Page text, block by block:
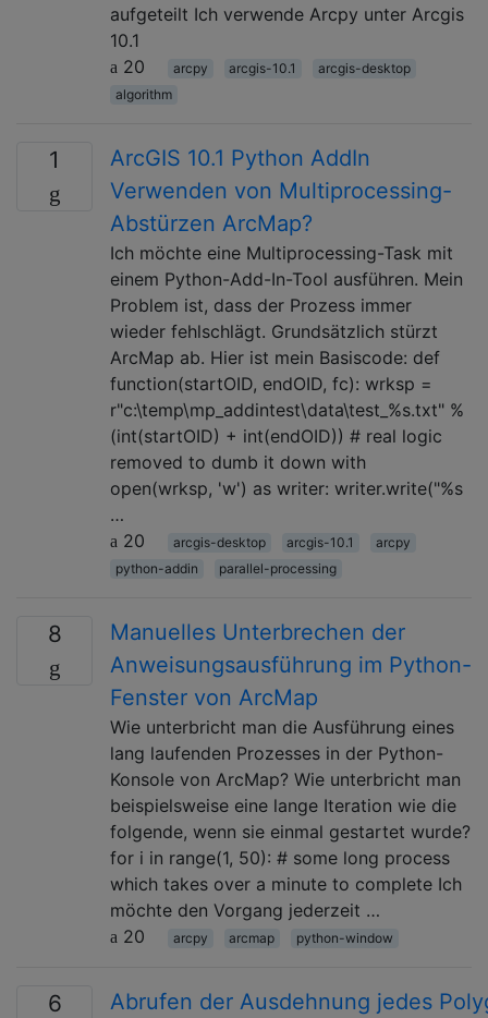
aufgeteilt Ich verwende Arcpy unter Arcgis
10.1
20
arcpy arcgis-10.1
arcgis-desktop
algorithm
1
ArcGIS 10.1 Python AddIn
Verwenden von Multiprocessing-
Abstürzen ArcMap?
Ich möchte eine Multiprocessing-Task mit
einem Python-Add-In-Tool ausführen. Mein
Problem ist, dass der Prozess immer
wieder fehlschlägt. Grundsätzlich stürzt
ArcMap ab. Hier ist mein Basiscode: def
function(startOID, endOID, fc): wrksp =
r"c:\temp\mp_addintest\data\test_%s.txt" %
(int(startOID) + int(endOID)) # real logic
removed to dumb it down with
open(wrksp, 'w') as writer: writer.write("%s
…
20
arcgis-desktop arcgis-10.1
arcpy
python-addin
parallel-processing
8
Manuelles Unterbrechen der
Anweisungsausführung im Python-
Fenster von ArcMap
Wie unterbricht man die Ausführung eines
lang laufenden Prozesses in der Python-
Konsole von ArcMap? Wie unterbricht man
beispielsweise eine lange Iteration wie die
folgende, wenn sie einmal gestartet wurde?
for i in range(1, 50): # some long process
which takes over a minute to complete Ich
möchte den Vorgang jederzeit …
20
arcpy arcmap python-window
6 Abrufen der Ausdehnung jedes